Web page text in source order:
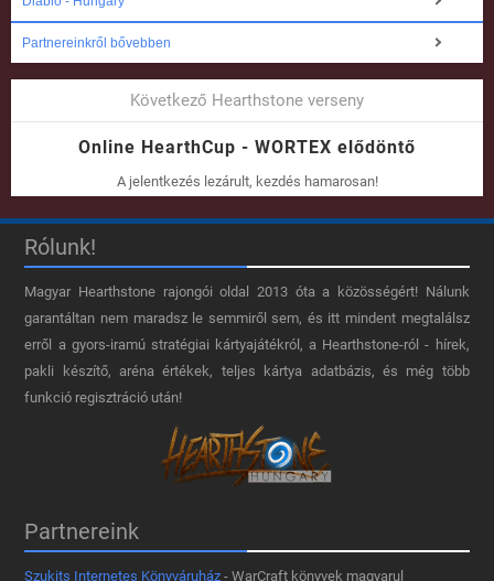
Partnereinkről bővebben
Következő Hearthstone verseny
Online HearthCup - WORTEX elődöntő
A jelentkezés lezárult, kezdés hamarosan!
Rólunk!
Magyar Hearthstone​ rajongói oldal 2013 óta a közösségért! Nálunk
garantáltan nem maradsz le semmiről sem, és itt mindent megtalálsz
erről a gyors-iramú stratégiai kártyajátékról, a Hearthstone-ról - hírek,
pakli készítő, aréna értékek, teljes kártya adatbázis, és még több
funkció regisztráció után!
Partnereink
Szukits Internetes Könyváruház - WarCraft könyvek magyarul